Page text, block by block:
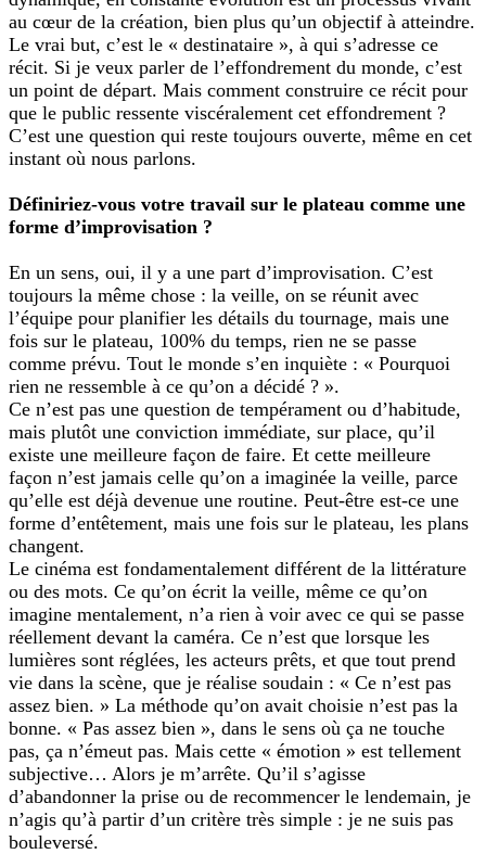
au cœur de la création, bien plus qu’un objectif à atteindre.
Le vrai but, c’est le « destinataire », à qui s’adresse ce
récit. Si je veux parler de l’effondrement du monde, c’est
un point de départ. Mais comment construire ce récit pour
que le public ressente viscéralement cet effondrement ?
C’est une question qui reste toujours ouverte, même en cet
instant où nous parlons.
Définiriez-vous votre travail sur le plateau comme une
forme d’improvisation ?
En un sens, oui, il y a une part d’improvisation. C’est
toujours la même chose : la veille, on se réunit avec
l’équipe pour planifier les détails du tournage, mais une
fois sur le plateau, 100% du temps, rien ne se passe
comme prévu. Tout le monde s’en inquiète : « Pourquoi
rien ne ressemble à ce qu’on a décidé ? ».
Ce n’est pas une question de tempérament ou d’habitude,
mais plutôt une conviction immédiate, sur place, qu’il
existe une meilleure façon de faire. Et cette meilleure
façon n’est jamais celle qu’on a imaginée la veille, parce
qu’elle est déjà devenue une routine. Peut-être est-ce une
forme d’entêtement, mais une fois sur le plateau, les plans
changent.
Le cinéma est fondamentalement différent de la littérature
ou des mots. Ce qu’on écrit la veille, même ce qu’on
imagine mentalement, n’a rien à voir avec ce qui se passe
réellement devant la caméra. Ce n’est que lorsque les
lumières sont réglées, les acteurs prêts, et que tout prend
vie dans la scène, que je réalise soudain : « Ce n’est pas
assez bien. » La méthode qu’on avait choisie n’est pas la
bonne. « Pas assez bien », dans le sens où ça ne touche
pas, ça n’émeut pas. Mais cette « émotion » est tellement
subjective… Alors je m’arrête. Qu’il s’agisse
d’abandonner la prise ou de recommencer le lendemain, je
n’agis qu’à partir d’un critère très simple : je ne suis pas
bouleversé.